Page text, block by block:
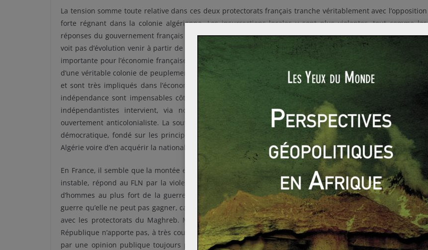
La tension somme toute relative dans ces deux protectorats français tranche véritablement avec l’opposition
forte régnant dans la colonie algérienne. Les insurrections locales y sont plus violentes, tout comme les
réponses du gouvernement français local. Mais, contrairement aux voisins marocain et tunisien, l’Algérie ne
voit pas d’évolution venir à partir de 1954. En effet, le contexte est fort différent. D’une part, l’Algérie est très
importante pour l’économie française, notamment en raison de ses matières premières. D’autre part, il s’agit
d’une véritable colonie de peuplement, car près d’un million d’Européens, les fameux pieds-noirs, y résident
et sont très impliqués dans l’économie locale. Pour ces deux raisons majeures, une autonomie voire une
indépendance sont impensables côté français. Côté algérien, dès 1954, la radicalisation des mouvements
indépendantistes intervient, via notamment le renforcement du Front de libération Nationale (FLN),
ouvertement anticolonialiste. La souveraineté de l’Algérie, selon le FLN, nécessite la restauration d’un État
démocratique, fondé sur les principes islamiques, mais qui laissera le choix aux pieds noirs de rester en
Algérie voire d’en acquérir la nationalité.
En France, il semble que la montée en puissance du FLN ait été mal anticipée. La IVe République, fortement
instable, répond au FLN par la violence sans réel plan de négociation. Un contingent de près d’un million
d’hommes au plus fort de la guerre est envoyé à partir de 1956. Mais la France s’est engagée dans une
guerre qu’elle ne peut pas gagner, car trop fortement affaiblie par la perte de l’Indochine et les négociations
avec les protectorats du Maghreb. Même l’arrivée au pouvoir duGénéral de Gaulleet le passage à la Ve
République n’apporte pas, à très court terme, de réel changement dans la position française. Madis, poussé
par une opinion publique toujours plus réticente à l’idée de poursuivre cette guerre, de Gaulle cède aux